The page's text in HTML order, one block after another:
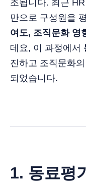
조됩니다. 최근
만으로 구성원을
여도, 조직문화 영
데요, 이 과정에서
진하고 조직문화
되었습니다.
1. 동료평